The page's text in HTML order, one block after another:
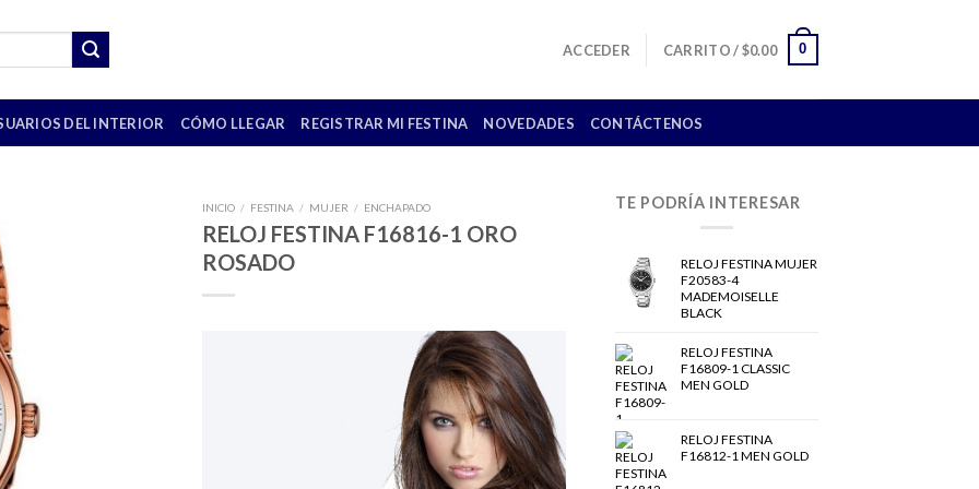
ACCEDER CARRITO /$0.00 0
DEL INTERIOR CÓMO LLEGAR REGISTRAR MI FESTINA NOVEDADES CONTÁCTENOS
INICIO / FESTINA / MUJER / ENCHAPADO
RELOJ FESTINA F16816-1 ORO
ROSADO
TE PODRÍA INTERESAR
RELOJ FESTINA MUJER
F20583-4
MADEMOISELLE
BLACK
RELOJ FESTINA
F16809-1 CLASSIC
MEN GOLD
RELOJ FESTINA
F16812-1 MEN GOLD